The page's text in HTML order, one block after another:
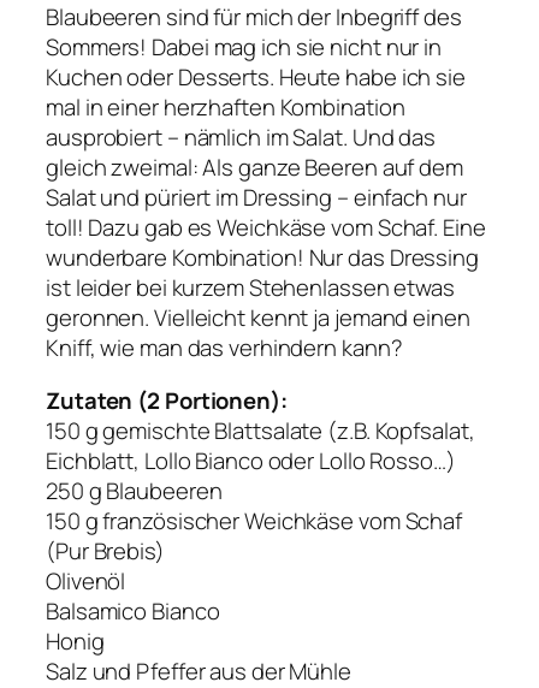
Blaubeeren sind für mich der Inbegriff des
Sommers! Dabei mag ich sie nicht nur in
Kuchen oder Desserts. Heute habe ich sie
mal in einer herzhaften Kombination
ausprobiert – nämlich im Salat. Und das
gleich zweimal: Als ganze Beeren auf dem
Salat und püriert im Dressing – einfach nur
toll! Dazu gab es Weichkäse vom Schaf. Eine
wunderbare Kombination! Nur das Dressing
ist leider bei kurzem Stehenlassen etwas
geronnen. Vielleicht kennt ja jemand einen
Kniff, wie man das verhindern kann?
Zutaten (2 Portionen):
150 g gemischte Blattsalate (z.B. Kopfsalat,
Eichblatt, Lollo Bianco oder Lollo Rosso…)
250 g Blaubeeren
150 g französischer Weichkäse vom Schaf
(Pur Brebis)
Olivenöl
Balsamico Bianco
Honig
Salz und Pfeffer aus der Mühle